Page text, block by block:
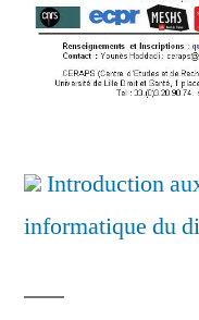
Introduction
informatique du